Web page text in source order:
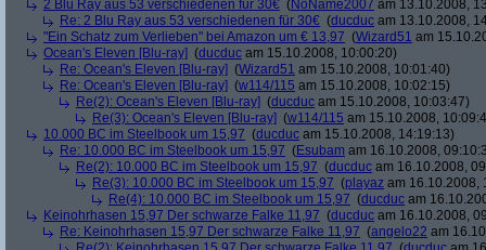
2 Blu Ray aus 53 verschiedenen für 30€ (NoName2007 am 13.10.2008,
Re: 2 Blu Ray aus 53 verschiedenen für 30€ (ducduc am 13.10.2008,
"Ein Schatz zum Verlieben" bei Amazon um € 13,97 (Wizard51 am
Ocean's Eleven [Blu-ray] (ducduc am 15.10.2008, 10:00:20)
Re: Ocean's Eleven [Blu-ray] (Wizard51 am 15.10.2008, 10:01:40)
Re: Ocean's Eleven [Blu-ray] (w114/115 am 15.10.2008, 10:02:15)
Re(2): Ocean's Eleven [Blu-ray] (ducduc am 15.10.2008, 10:03:47)
Re(3): Ocean's Eleven [Blu-ray] (w114/115 am 15.10.2008,
10.000 BC im Steelbook um 15,97 (ducduc am 15.10.2008, 14:19:13)
Re: 10.000 BC im Steelbook um 15,97 (Esubam am 16.10.2008,
Re(2): 10.000 BC im Steelbook um 15,97 (ducduc am 16.10.2008,
Re(3): 10.000 BC im Steelbook um 15,97 (playaz am 16.10.2008,
Re(4): 10.000 BC im Steelbook um 15,97 (ducduc am
Keinohrhasen 15,97 Der schwarze Falke 11,97 (ducduc am 16.10.2008,
Re: Keinohrhasen 15,97 Der schwarze Falke 11,97 (angelo22 am